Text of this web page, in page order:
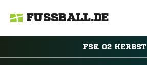
FUSSBALL.DE
FSK 02 HERBST